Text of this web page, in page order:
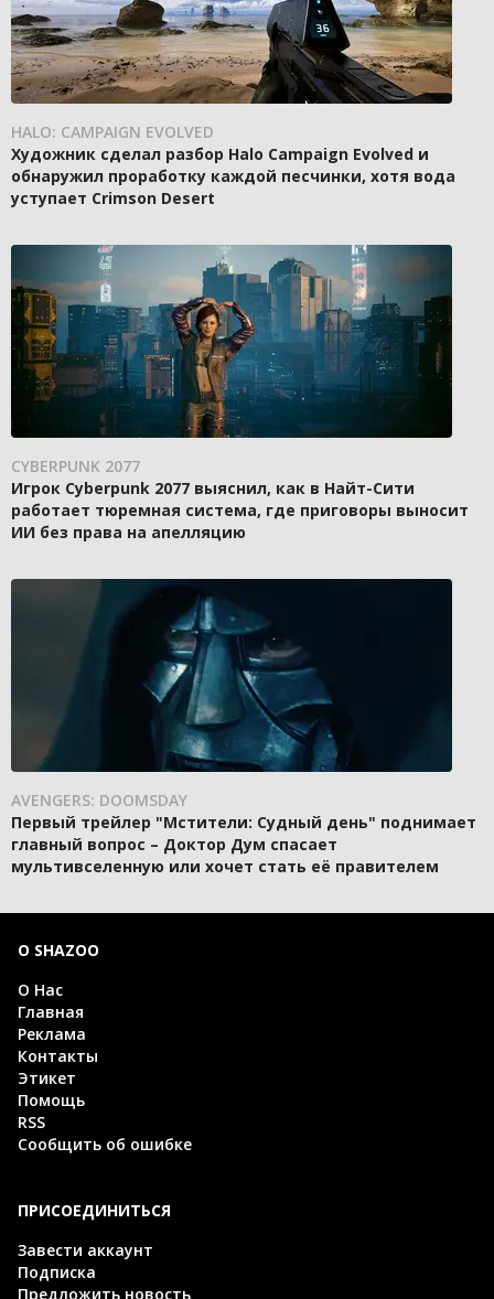
HALO: CAMPAIGN EVOLVED
Художник сделал разбор Halo Campaign Evolved и
обнаружил проработку каждой песчинки, хотя вода
уступает Crimson Desert
CYBERPUNK 2077
Игрок Cyberpunk 2077 выяснил, как в Найт-Сити
работает тюремная система, где приговоры выносит
ИИ без права на апелляцию
AVENGERS: DOOMSDAY
Первый трейлер "Мстители: Судный день" поднимает
главный вопрос – Доктор Дум спасает
мультивселенную или хочет стать её правителем
О SHAZOO
О Нас
Главная
Реклама
Контакты
Этикет
Помощь
RSS
Сообщить об ошибке
ПРИСОЕДИНИТЬСЯ
Завести аккаунт
Подписка
Предложить новость